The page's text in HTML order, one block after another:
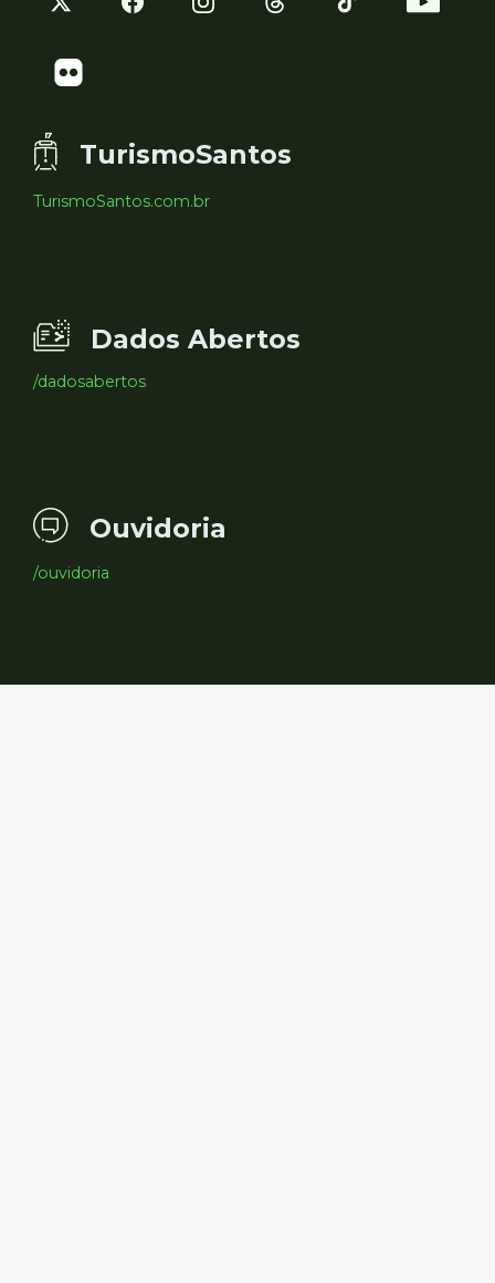
TurismoSantos
TurismoSantos.com.br
Dados Abertos
/dadosabertos
Ouvidoria
/ouvidoria